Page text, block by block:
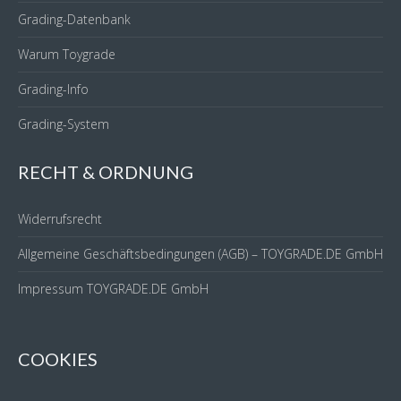
Grading-Datenbank
Warum Toygrade
Grading-Info
Grading-System
RECHT & ORDNUNG
Widerrufsrecht
Allgemeine Geschäftsbedingungen (AGB) – TOYGRADE.DE GmbH
Impressum TOYGRADE.DE GmbH
COOKIES